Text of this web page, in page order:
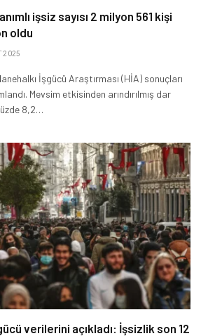
işsiz sayısı 2 milyon 561 kişi
oldu
2025
İşgücü Araştırması (HİA) sonuçları
Mevsim etkisinden arındırılmış dar
8,2…
verilerini açıkladı: İşsizlik son 12